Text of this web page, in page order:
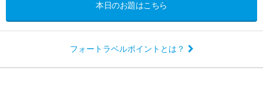
本日のお題はこちら
フォートラベルポイントとは？